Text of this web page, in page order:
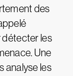
des
détecter les
Une
analyse les